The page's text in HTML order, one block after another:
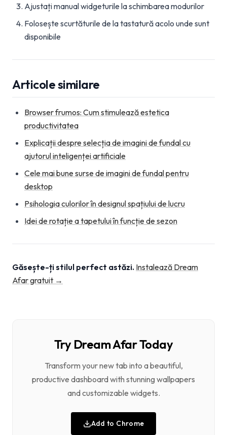
Ajustați manual widgeturile la schimbarea modurilor
Folosește scurtăturile de la tastatură acolo unde sunt
disponibile
Articole similare
Browser frumos: Cum stimulează estetica
productivitatea
Explicații despre selecția de imagini de fundal cu
ajutorul inteligenței artificiale
Cele mai bune surse de imagini de fundal pentru
desktop
Psihologia culorilor în designul spațiului de lucru
Idei de rotație a tapetului în funcție de sezon
Găsește-ți stilul perfect astăzi. Instalează Dream
Afar gratuit →
Try Dream Afar Today
Transform your new tab into a beautiful,
productive dashboard with stunning wallpapers
and customizable widgets.
Add to Chrome